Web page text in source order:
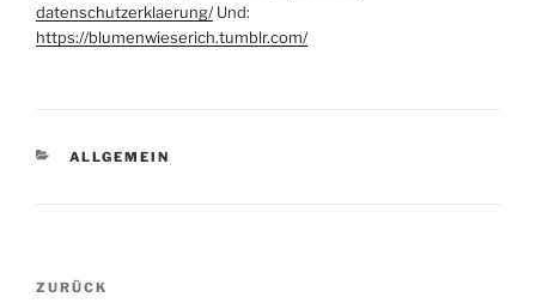
datenschutzerklaerung/Und:
https://blumenwieserich.tumblr.com/
KATEGORIEN
ALLGEMEIN
Beitragsnavigation
Vorheriger
ZURÜCK